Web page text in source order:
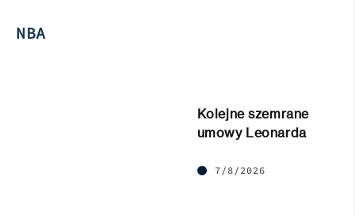
NBA
Kolejne szemrane
umowy Leonarda
7/8/2026